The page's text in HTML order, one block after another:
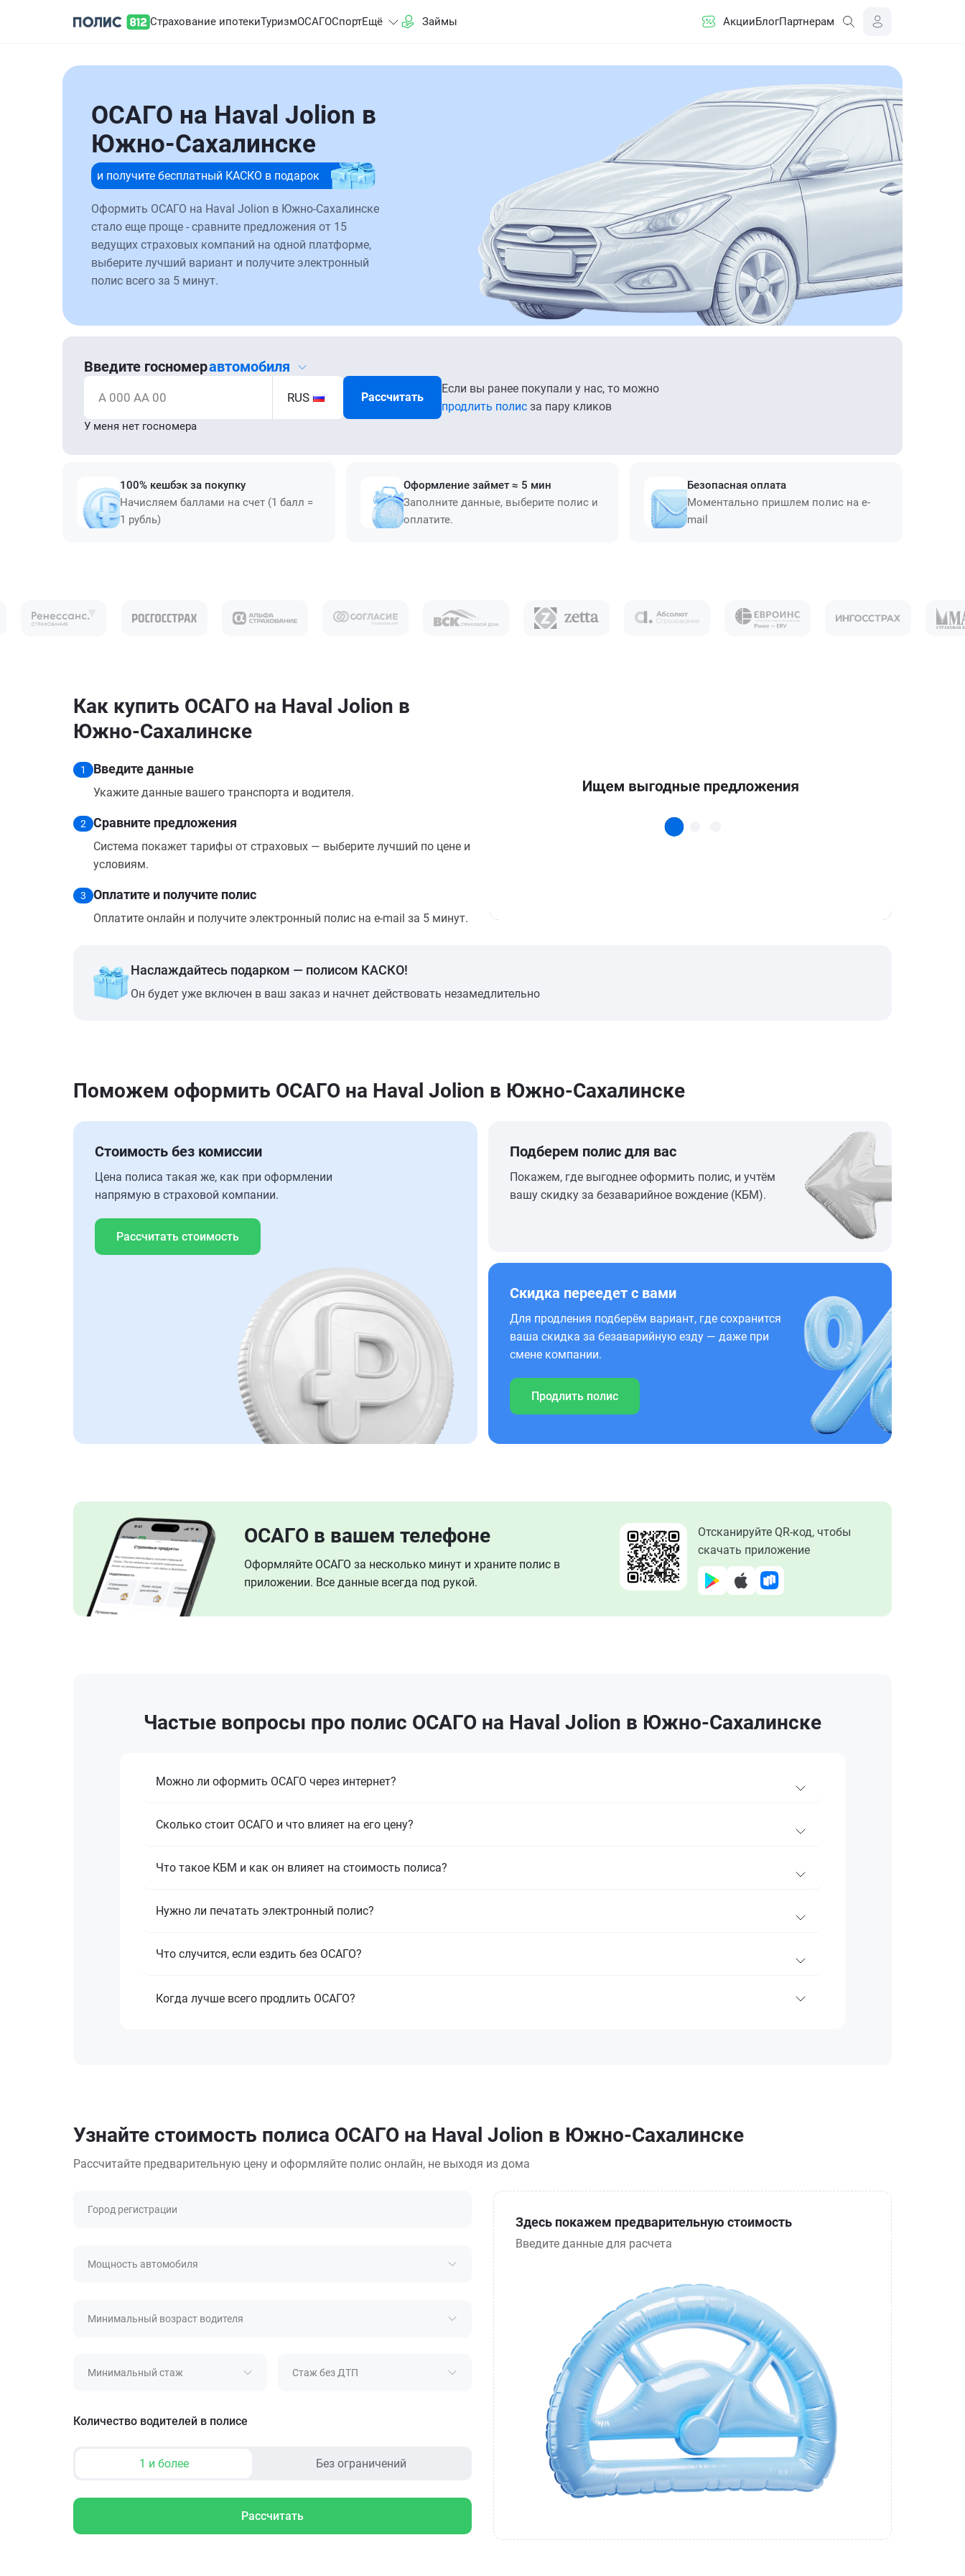
Страхование ипотекиТуризмОСАГОСпортЕщё Займы АкцииБлогПартнерам
ОСАГО на Haval Jolion в
Южно-Сахалинске
и получите бесплатный КАСКО в подарок
Оформить ОСАГО на Haval Jolion в Южно-Сахалинске
стало еще проще - сравните предложения от 15
ведущих страховых компаний на одной платформе,
выберите лучший вариант и получите электронный
полис всего за 5 минут.
Введите госномеравтомобиля
А 000 АА 00 RUS Рассчитать
Если вы ранее покупали у нас, то можно
продлить полис за пару кликов
У меня нет госномера
100% кешбэк за покупку
Начисляем баллами на счет (1 балл =
1 рубль)
Оформление займет ≈ 5 мин
Заполните данные, выберите полис и
оплатите.
Безопасная оплата
Моментально пришлем полис на e-
mail
Как купить ОСАГО на Haval Jolion в
Южно-Сахалинске
1 Введите данные
Укажите данные вашего транспорта и водителя.
2 Сравните предложения
Система покажет тарифы от страховых — выберите лучший по цене и
условиям.
3 Оплатите и получите полис
Оплатите онлайн и получите электронный полис на e-mail за 5 минут.
Наслаждайтесь подарком — полисом КАСКО!
Он будет уже включен в ваш заказ и начнет действовать незамедлительно
Поможем оформить ОСАГО на Haval Jolion в Южно-Сахалинске
Стоимость без комиссии
Цена полиса такая же, как при оформлении
напрямую в страховой компании.
Рассчитать стоимость
Подберем полис для вас
Покажем, где выгоднее оформить полис, и учтём
вашу скидку за безаварийное вождение (КБМ).
Скидка переедет с вами
Для продления подберём вариант, где сохранится
ваша скидка за безаварийную езду — даже при
смене компании.
Продлить полис
ОСАГО в вашем телефоне
Оформляйте ОСАГО за несколько минут и храните полис в
приложении. Все данные всегда под рукой.
Отсканируйте QR-код, чтобы
скачать приложение
Частые вопросы про полис ОСАГО на Haval Jolion в Южно-Сахалинске
Можно ли оформить ОСАГО через интернет?
Сколько стоит ОСАГО и что влияет на его цену?
Что такое КБМ и как он влияет на стоимость полиса?
Нужно ли печатать электронный полис?
Что случится, если ездить без ОСАГО?
Когда лучше всего продлить ОСАГО?
Узнайте стоимость полиса ОСАГО на Haval Jolion в Южно-Сахалинске
Рассчитайте предварительную цену и оформляйте полис онлайн, не выходя из дома
Город регистрации
Мощность автомобиля
Минимальный возраст водителя
Минимальный стаж Стаж без ДТП
Количество водителей в полисе
1 и более Без ограничений
Рассчитать
Здесь покажем предварительную стоимость
Введите данные для расчета